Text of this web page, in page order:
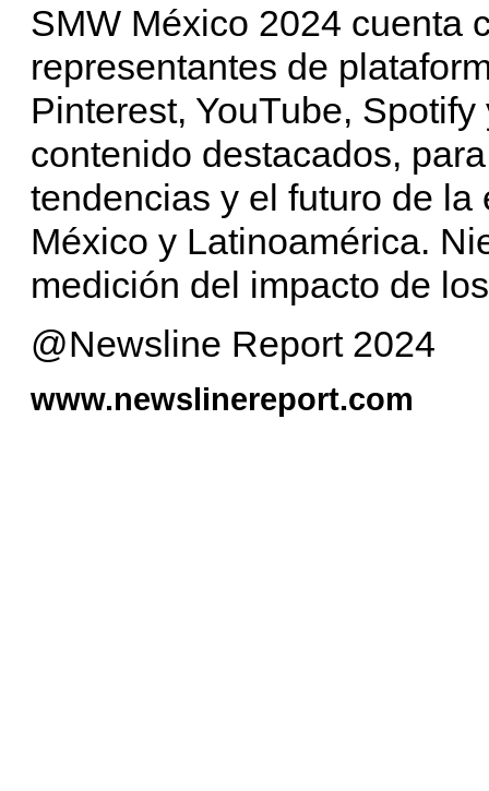
SMW México 2024 cuenta
representantes de
Pinterest, YouTube,
contenido destacados,
tendencias y el futuro de
México y Latinoamérica.
medición del impacto de
@Newsline Report 2024
www.newslinereport.com